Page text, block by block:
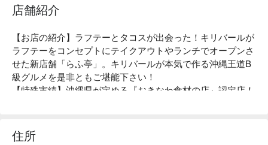
店舗紹介
【お店の紹介】ラフテーとタコスが出会った！キリバールが
ラフテーをコンセプトにテイクアウトやランチでオープンさ
せた新店舗「らふ亭」。キリバールが本気で作る沖縄王道B
級グルメを是非ともご堪能下さい！
【特殊実績】沖縄県が定める『おきなわ食材の店』認定店！
る沖縄県の制度です。
【こだわりの食材】沖縄食材を中心に化学調味料を使わずに
住所